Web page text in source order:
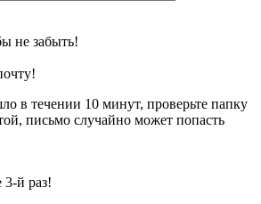
не забыть!
в течении 10 минут, проверьте папку
письмо случайно может попасть
й раз!